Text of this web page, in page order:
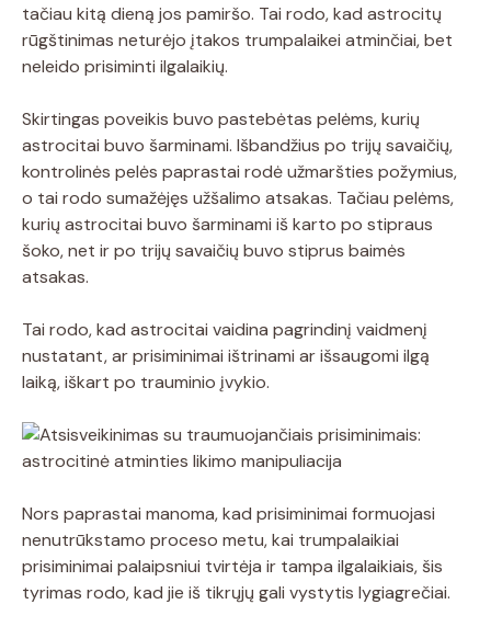
tačiau kitą dieną jos pamiršo. Tai rodo, kad astrocitų
rūgštinimas neturėjo įtakos trumpalaikei atminčiai, bet
neleido prisiminti ilgalaikių.
Skirtingas poveikis buvo pastebėtas pelėms, kurių
astrocitai buvo šarminami. Išbandžius po trijų savaičių,
kontrolinės pelės paprastai rodė užmaršties požymius,
o tai rodo sumažėjęs užšalimo atsakas. Tačiau pelėms,
kurių astrocitai buvo šarminami iš karto po stipraus
šoko, net ir po trijų savaičių buvo stiprus baimės
atsakas.
Tai rodo, kad astrocitai vaidina pagrindinį vaidmenį
nustatant, ar prisiminimai ištrinami ar išsaugomi ilgą
laiką, iškart po trauminio įvykio.
Nors paprastai manoma, kad prisiminimai formuojasi
nenutrūkstamo proceso metu, kai trumpalaikiai
prisiminimai palaipsniui tvirtėja ir tampa ilgalaikiais, šis
tyrimas rodo, kad jie iš tikrųjų gali vystytis lygiagrečiai.